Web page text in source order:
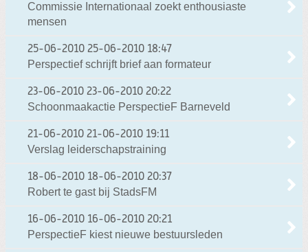
Commissie Internationaal zoekt enthousiaste
mensen
25-06-2010 25-06-2010 18:47
Perspectief schrijft brief aan formateur
23-06-2010 23-06-2010 20:22
Schoonmaakactie PerspectieF Barneveld
21-06-2010 21-06-2010 19:11
Verslag leiderschapstraining
18-06-2010 18-06-2010 20:37
Robert te gast bij StadsFM
16-06-2010 16-06-2010 20:21
PerspectieF kiest nieuwe bestuursleden